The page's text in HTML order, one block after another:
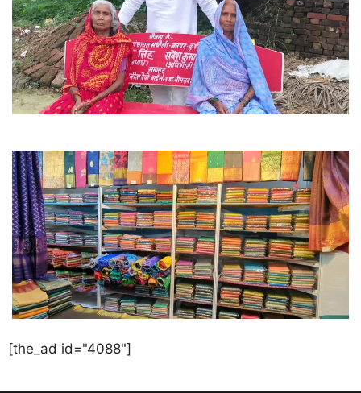
[the_ad id="4088"]